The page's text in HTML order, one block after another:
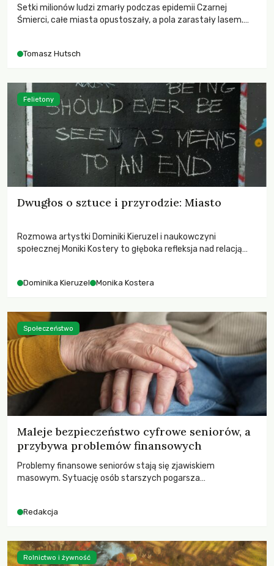
Setki milionów ludzi zmarły podczas epidemii Czarnej
Śmierci, całe miasta opustoszały, a pola zarastały lasem.
największych katastrof w swoich dziejach.
Tomasz Hutsch
Dwugłos o sztuce i przyrodzie: Miasto
Rozmowa artystki Dominiki Kieruzel i naukowczyni
społecznej Moniki Kostery to głęboka refleksja nad relacją
Dominika Kieruzel Monika Kostera
Felietony
Maleje bezpieczeństwo cyfrowe seniorów, a
przybywa problemów finansowych
Problemy finansowe seniorów stają się zjawiskiem
masowym. Sytuację osób starszych pogarsza
Redakcja
Społeczeństwo
Rolnictwo i żywność